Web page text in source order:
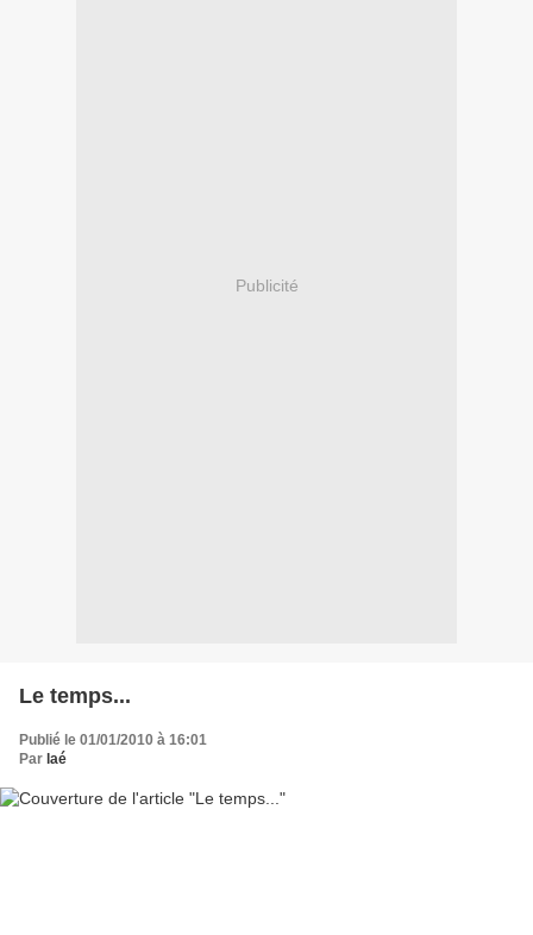
Publicité
Le temps...
Publié le 01/01/2010 à 16:01
Par laé